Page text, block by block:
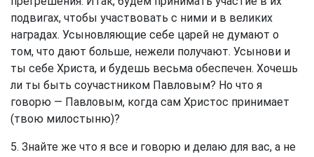
подвигах, чтобы участвовать с ними и в великих
наградах. Усыновляющие себе царей не думают о
том, что дают больше, нежели получают. Усынови и
ты себе Христа, и будешь весьма обеспечен. Хочешь
ли ты быть соучастником Павловым? Но что я
говорю — Павловым, когда сам Христос принимает
(твою милостыню)?
5. Знайте же что я все и говорю и делаю для вас, а не